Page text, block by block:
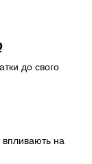
до свого
впливають на